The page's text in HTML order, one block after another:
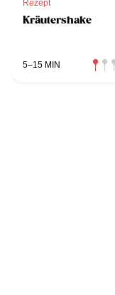
Rezept
Kräutershake
5–15 MIN